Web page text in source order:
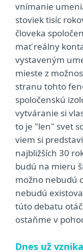
vnímanie
stoviek tisíc
človeka
mať reálny
vystaveným
mieste z
stranu tohto
spoločenskú
vytváranie si
to je "len" svet
viem si
najbližších 30
budú na mieru
možno nebudú
nebudú
túto debatu
ostaňme v
Dnes už